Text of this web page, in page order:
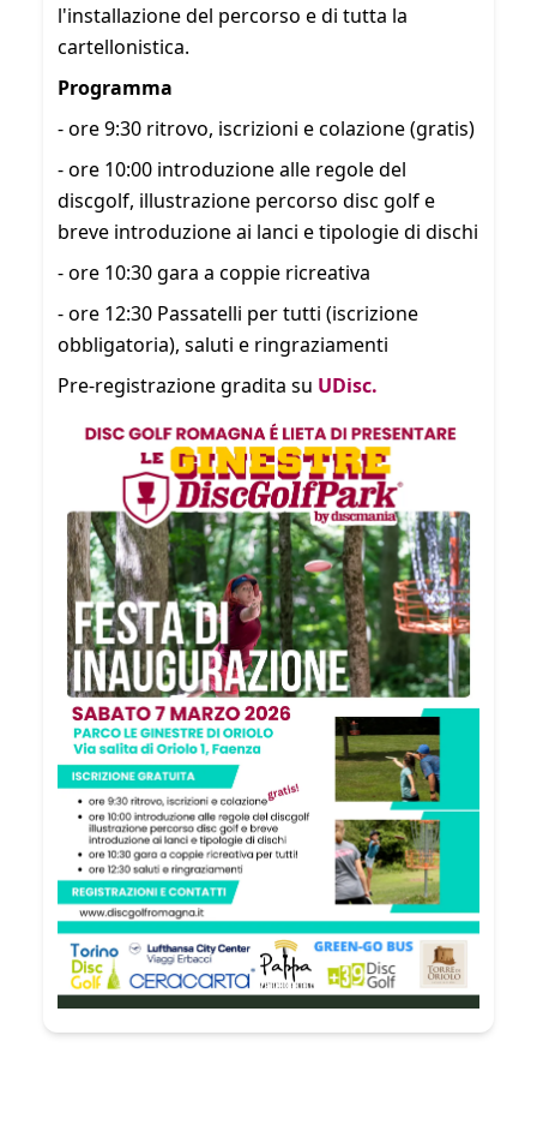
l'installazione del percorso e di tutta la
cartellonistica.
Programma
- ore 9:30 ritrovo, iscrizioni e colazione (gratis)
- ore 10:00 introduzione alle regole del
discgolf, illustrazione percorso disc golf e
breve introduzione ai lanci e tipologie di dischi
- ore 10:30 gara a coppie ricreativa
- ore 12:30 Passatelli per tutti (iscrizione
obbligatoria), saluti e ringraziamenti
Pre-registrazione gradita su UDisc.